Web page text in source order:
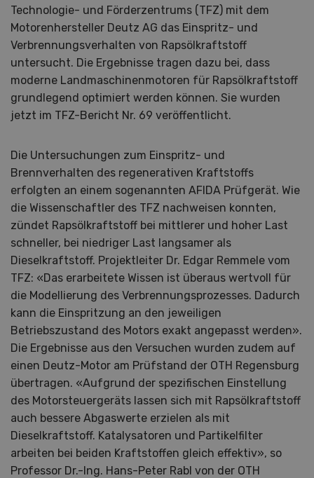
Technologie- und Förderzentrums (TFZ) mit dem
Motorenhersteller Deutz AG das Einspritz- und
Verbrennungsverhalten von Rapsölkraftstoff
untersucht. Die Ergebnisse tragen dazu bei, dass
moderne Landmaschinenmotoren für Rapsölkraftstoff
grundlegend optimiert werden können. Sie wurden
jetzt im TFZ-Bericht Nr. 69 veröffentlicht.
Die Untersuchungen zum Einspritz- und
Brennverhalten des regenerativen Kraftstoffs
erfolgten an einem sogenannten AFIDA Prüfgerät. Wie
die Wissenschaftler des TFZ nachweisen konnten,
zündet Rapsölkraftstoff bei mittlerer und hoher Last
schneller, bei niedriger Last langsamer als
Dieselkraftstoff. Projektleiter Dr. Edgar Remmele vom
TFZ: «Das erarbeitete Wissen ist überaus wertvoll für
die Modellierung des Verbrennungsprozesses. Dadurch
kann die Einspritzung an den jeweiligen
Betriebszustand des Motors exakt angepasst werden».
Die Ergebnisse aus den Versuchen wurden zudem auf
einen Deutz-Motor am Prüfstand der OTH Regensburg
übertragen. «Aufgrund der spezifischen Einstellung
des Motorsteuergeräts lassen sich mit Rapsölkraftstoff
auch bessere Abgaswerte erzielen als mit
Dieselkraftstoff. Katalysatoren und Partikelfilter
arbeiten bei beiden Kraftstoffen gleich effektiv», so
Professor Dr.-Ing. Hans-Peter Rabl von der OTH